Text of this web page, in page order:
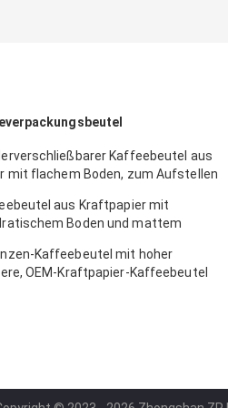
Kaffeebeutel aus
mit flachem Boden, zum Aufstellen
aus Kraftpapier mit
Boden und mattem
Kaffeebeutel mit hoher
OEM-Kraftpapier-Kaffeebeutel